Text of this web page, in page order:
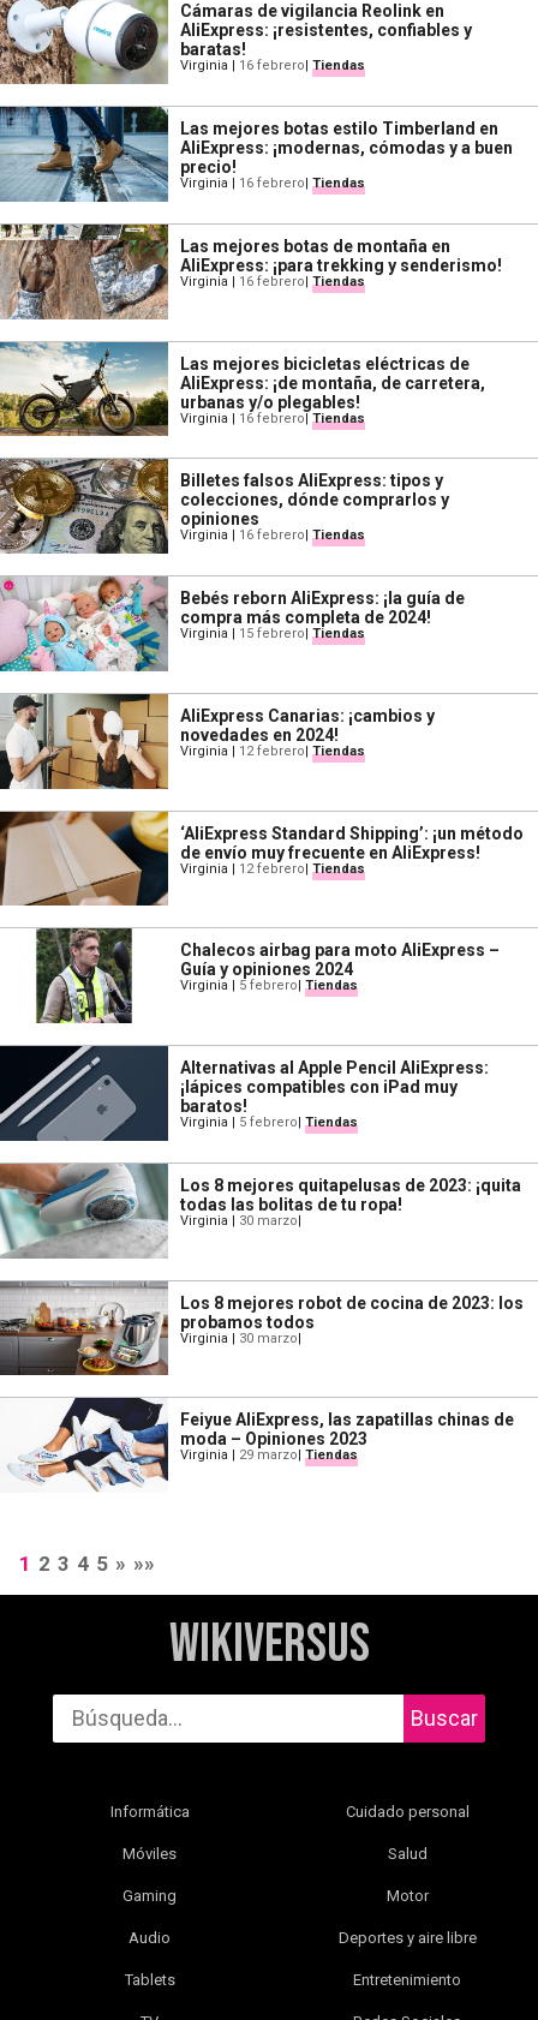
Cámaras de vigilancia Reolink en
AliExpress: ¡resistentes, confiables y
baratas!
Virginia 16 febrero Tiendas
Las mejores botas estilo Timberland en
AliExpress: ¡modernas, cómodas y a buen
precio!
Virginia | 16 febrero| Tiendas
Las mejores botas de montaña en
AliExpress: ¡para trekking y senderismo!
Virginia | 16 febrero| Tiendas
Las mejores bicicletas eléctricas de
AliExpress: ¡de montaña, de carretera,
urbanas y/o plegables!
Virginia | 16 febrero| Tiendas
Billetes falsos AliExpress: tipos y
colecciones, dónde comprarlos y
opiniones
Virginia 16 febrero Tiendas
Bebés reborn AliExpress: ¡la guía de
compra más completa de 2024!
Virginia | 15 febrero| Tiendas
AliExpress Canarias: ¡cambios y
novedades en 2024!
Virginia | 12 febrero| Tiendas
‘AliExpress Standard Shipping’: ¡un método
de envío muy frecuente en AliExpress!
Virginia | 12 febrero| Tiendas
Chalecos airbag para moto AliExpress –
Guía y opiniones 2024
Virginia 5 febrero Tiendas
Alternativas al Apple Pencil AliExpress:
¡lápices compatibles con iPad muy
baratos!
Virginia | 5 febrero| Tiendas
Los 8 mejores quitapelusas de 2023: ¡quita
todas las bolitas de tu ropa!
Virginia | 30 marzo|
Los 8 mejores robot de cocina de 2023: los
probamos todos
Virginia | 30 marzo|
Feiyue AliExpress, las zapatillas chinas de
moda – Opiniones 2023
Virginia 29 marzo Tiendas
1 2 3 4 5 » »»
WikiVersus
Buscar
Informática
Móviles
Gaming
Audio
Tablets
Cuidado personal
Salud
Motor
Deportes y aire libre
Entretenimiento